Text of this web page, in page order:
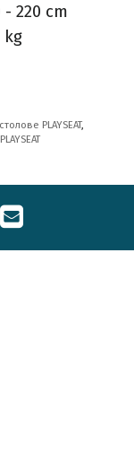
- 220 cm
kg
PLAYSEAT,